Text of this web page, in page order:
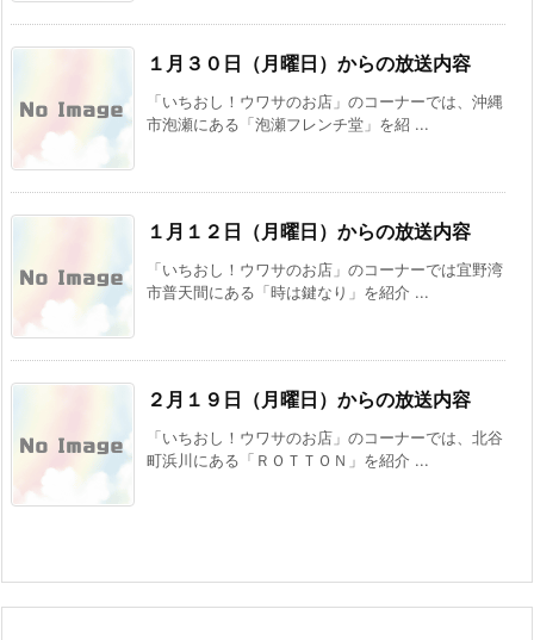
１月３０日（月曜日）からの放送内容
「いちおし！ウワサのお店」のコーナーでは、沖縄
市泡瀬にある「泡瀬フレンチ堂」を紹 ...
１月１２日（月曜日）からの放送内容
「いちおし！ウワサのお店」のコーナーでは宜野湾
市普天間にある「時は鍵なり」を紹介 ...
２月１９日（月曜日）からの放送内容
「いちおし！ウワサのお店」のコーナーでは、北谷
町浜川にある「ＲＯＴＴＯＮ」を紹介 ...